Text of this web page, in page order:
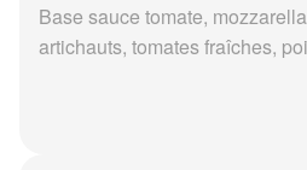
Base sauce tomate,
artichauts, tomates fraîches,